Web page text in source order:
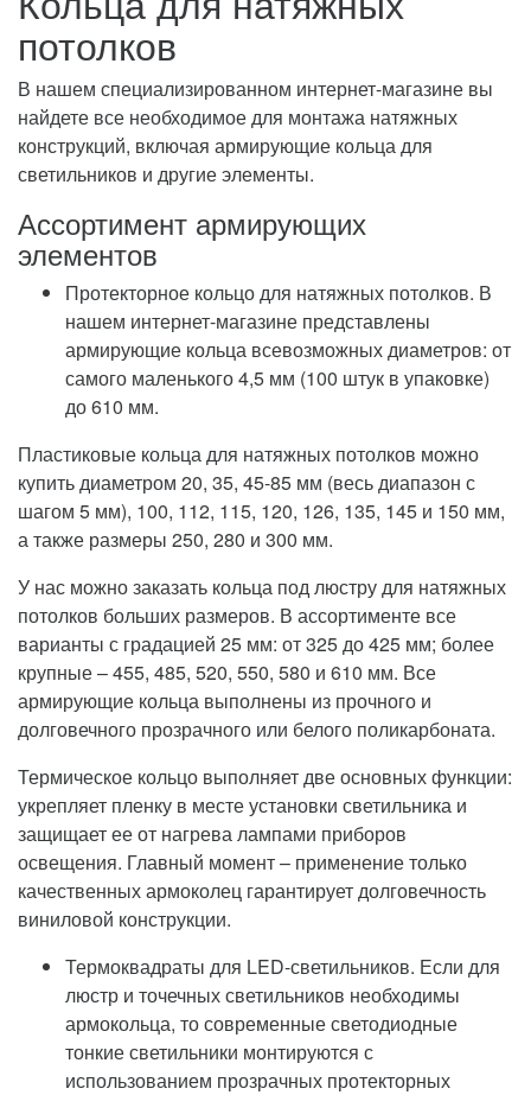
потолков
В нашем специализированном интернет-магазине вы
найдете все необходимое для монтажа натяжных
конструкций, включая армирующие кольца для
светильников и другие элементы.
Ассортимент армирующих
элементов
Протекторное кольцо для натяжных потолков. В
нашем интернет-магазине представлены
армирующие кольца всевозможных диаметров: от
самого маленького 4,5 мм (100 штук в упаковке)
до 610 мм.
Пластиковые кольца для натяжных потолков можно
купить диаметром 20, 35, 45-85 мм (весь диапазон с
шагом 5 мм), 100, 112, 115, 120, 126, 135, 145 и 150 мм,
а также размеры 250, 280 и 300 мм.
У нас можно заказать кольца под люстру для натяжных
потолков больших размеров. В ассортименте все
варианты с градацией 25 мм: от 325 до 425 мм; более
крупные – 455, 485, 520, 550, 580 и 610 мм. Все
армирующие кольца выполнены из прочного и
долговечного прозрачного или белого поликарбоната.
Термическое кольцо выполняет две основных функции:
укрепляет пленку в месте установки светильника и
защищает ее от нагрева лампами приборов
освещения. Главный момент – применение только
качественных армоколец гарантирует долговечность
виниловой конструкции.
Термоквадраты для LED-светильников. Если для
люстр и точечных светильников необходимы
армокольца, то современные светодиодные
тонкие светильники монтируются с
использованием прозрачных протекторных